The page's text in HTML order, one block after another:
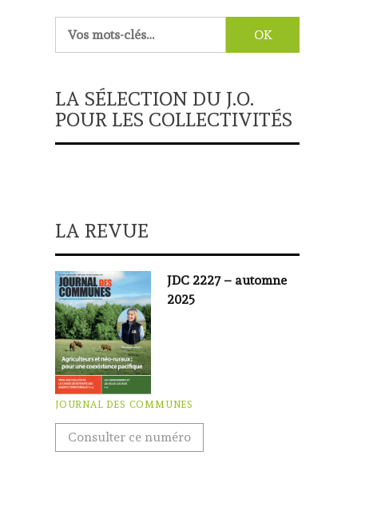
LA SÉLECTION DU J.O.
POUR LES COLLECTIVITÉS
LA REVUE
JDC 2227 – automne
2025
JOURNAL DES COMMUNES
Consulter ce numéro